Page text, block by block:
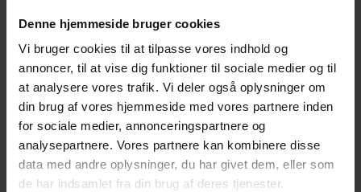
Denne hjemmeside bruger cookies
Vi bruger cookies til at tilpasse vores indhold og
annoncer, til at vise dig funktioner til sociale medier og til
at analysere vores trafik. Vi deler også oplysninger om
din brug af vores hjemmeside med vores partnere inden
for sociale medier, annonceringspartnere og
analysepartnere. Vores partnere kan kombinere disse
data med andre oplysninger, du har givet dem, eller som
de har indsamlet fra din brug af deres tjenester.
GÅ I GANG MED DET SAMME
Du kan nemt komme i gang med at lave din egen
persona. Et godt begynder program til at lave en
persona er
www.xtensio.com eller Canva , hvor du gratis
kan oprette personaer i en allerede tilrettelagt